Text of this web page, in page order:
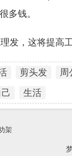
多钱。
发，这将提高工
剪头发
周
生活
架